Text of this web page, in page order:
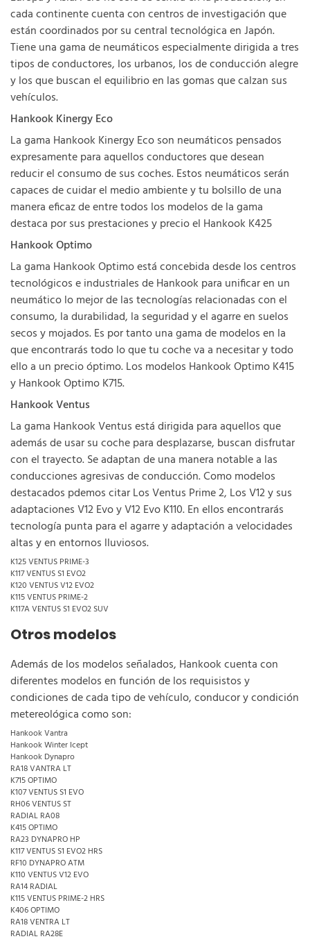
cada continente cuenta con centros de investigación que
están coordinados por su central tecnológica en Japón.
Tiene una gama de neumáticos especialmente dirigida a tres
tipos de conductores, los urbanos, los de conducción alegre
y los que buscan el equilibrio en las gomas que calzan sus
vehículos.
Hankook Kinergy Eco
La gama Hankook Kinergy Eco son neumáticos pensados
expresamente para aquellos conductores que desean
reducir el consumo de sus coches. Estos neumáticos serán
capaces de cuidar el medio ambiente y tu bolsillo de una
manera eficaz de entre todos los modelos de la gama
destaca por sus prestaciones y precio el Hankook K425
Hankook Optimo
La gama Hankook Optimo está concebida desde los centros
tecnológicos e industriales de Hankook para unificar en un
neumático lo mejor de las tecnologías relacionadas con el
consumo, la durabilidad, la seguridad y el agarre en suelos
secos y mojados. Es por tanto una gama de modelos en la
que encontrarás todo lo que tu coche va a necesitar y todo
ello a un precio óptimo. Los modelos Hankook Optimo K415
y Hankook Optimo K715.
Hankook Ventus
La gama Hankook Ventus está dirigida para aquellos que
además de usar su coche para desplazarse, buscan disfrutar
con el trayecto. Se adaptan de una manera notable a las
conducciones agresivas de conducción. Como modelos
destacados pdemos citar Los Ventus Prime 2, Los V12 y sus
adaptaciones V12 Evo y V12 Evo K110. En ellos encontrarás
tecnología punta para el agarre y adaptación a velocidades
altas y en entornos lluviosos.
K125 VENTUS PRIME-3
K117 VENTUS S1 EVO2
K120 VENTUS V12 EVO2
K115 VENTUS PRIME-2
K117A VENTUS S1 EVO2 SUV
Otros modelos
Además de los modelos señalados, Hankook cuenta con
diferentes modelos en función de los requisistos y
condiciones de cada tipo de vehículo, conducor y condición
metereológica como son:
Hankook Vantra
Hankook Winter Icept
Hankook Dynapro
RA18 VANTRA LT
K715 OPTIMO
K107 VENTUS S1 EVO
RH06 VENTUS ST
RADIAL RA08
K415 OPTIMO
RA23 DYNAPRO HP
K117 VENTUS S1 EVO2 HRS
RF10 DYNAPRO ATM
K110 VENTUS V12 EVO
RA14 RADIAL
K115 VENTUS PRIME-2 HRS
K406 OPTIMO
RA18 VENTRA LT
RADIAL RA28E